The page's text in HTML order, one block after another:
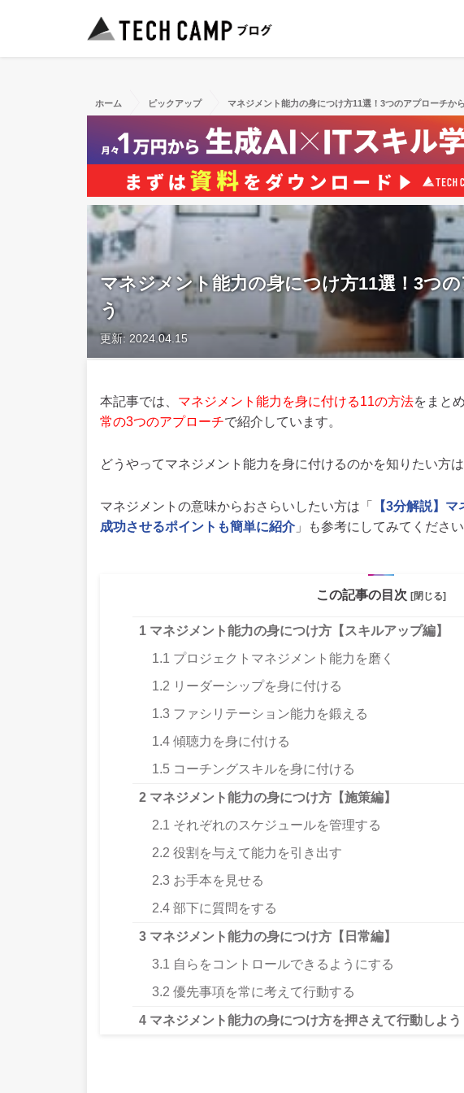
ホーム ピックアップ マネジメント能力の身につけ方11選！3つのアプローチか
マネジメント能力の身につけ方11選！3つ
う
更新: 2024.04.15
本記事では、 マネジメント能力を身に付ける11の方法をまと
常の3つのアプローチで紹介しています。
どうやってマネジメント能力を身に付けるのかを知りたい方
マネジメントの意味からおさらいしたい方は「
【3分解説】
成功させるポイントも簡単に紹介」も参考にしてみてください
この記事の目次 [閉じる]
1 マネジメント能力の身につけ方【スキルアップ編】
1.1 プロジェクトマネジメント能力を磨く
1.2 リーダーシップを身に付ける
1.3 ファシリテーション能力を鍛える
1.4 傾聴力を身に付ける
1.5 コーチングスキルを身に付ける
2 マネジメント能力の身につけ方【施策編】
2.1 それぞれのスケジュールを管理する
2.2 役割を与えて能力を引き出す
2.3 お手本を見せる
2.4 部下に質問をする
3 マネジメント能力の身につけ方【日常編】
3.1 自らをコントロールできるようにする
3.2 優先事項を常に考えて行動する
4 マネジメント能力の身につけ方を押さえて行動しよう